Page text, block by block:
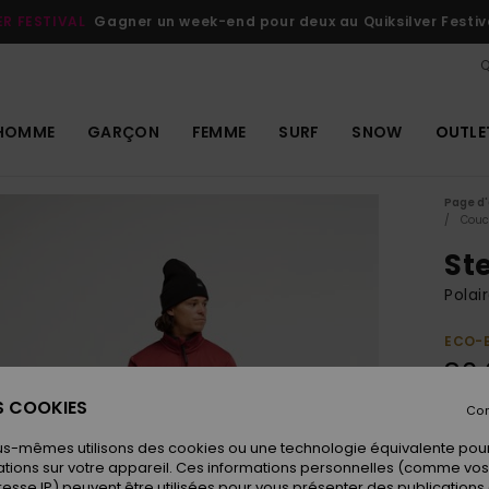
FESTIVAL Gagner un week-end pour deux au Quiksilver
GARÇON FEMME SURF SNOW
Page
ECO-
COOKIES
mêmes utilisons des cookies ou une technologie équivalente
sur votre appareil. Ces informations personnelles (comme